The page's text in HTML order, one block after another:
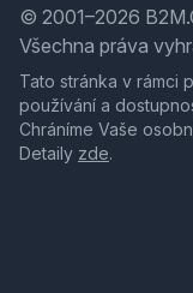
© 2001–2026
Všechna práva
Tato stránka v rámci
používání a
Chráníme Vaše
Detaily zde.